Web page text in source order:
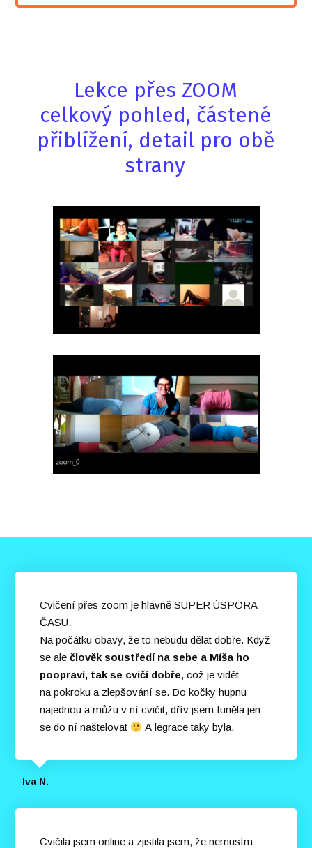
Lekce přes ZOOM
celkový pohled, částené
přiblížení, detail pro obě
strany
Cvičení přes zoom je hlavně SUPER ÚSPORA
ČASU.
Na počátku obavy, že to nebudu dělat dobře. Když
se alečlověk soustředí na sebe a Míša ho
poopraví, tak se cvičí dobře, což je vidět
na pokroku a zlepšování se. Do kočky hupnu
najednou a můžu v ní cvičit, dřív jsem funěla jen
se do ní naštelovat
A legrace taky byla.
Iva N.
Cvičila jsem online a zjistila jsem, že nemusím